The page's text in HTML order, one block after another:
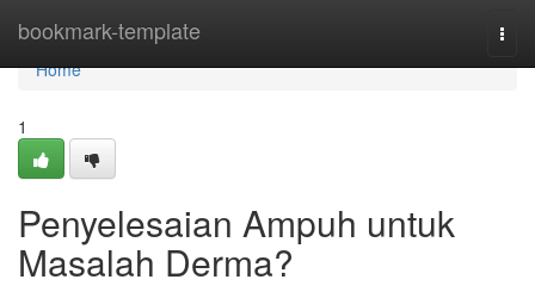
bookmark-template
Home
Home
1
Penyelesaian Ampuh untuk
Masalah Derma?